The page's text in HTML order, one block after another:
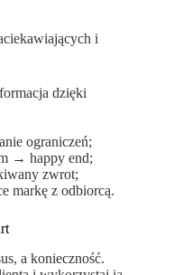
i
dzięki
ograniczeń;
→ happy end;
zwrot;
markę z odbiorcą.
a konieczność.